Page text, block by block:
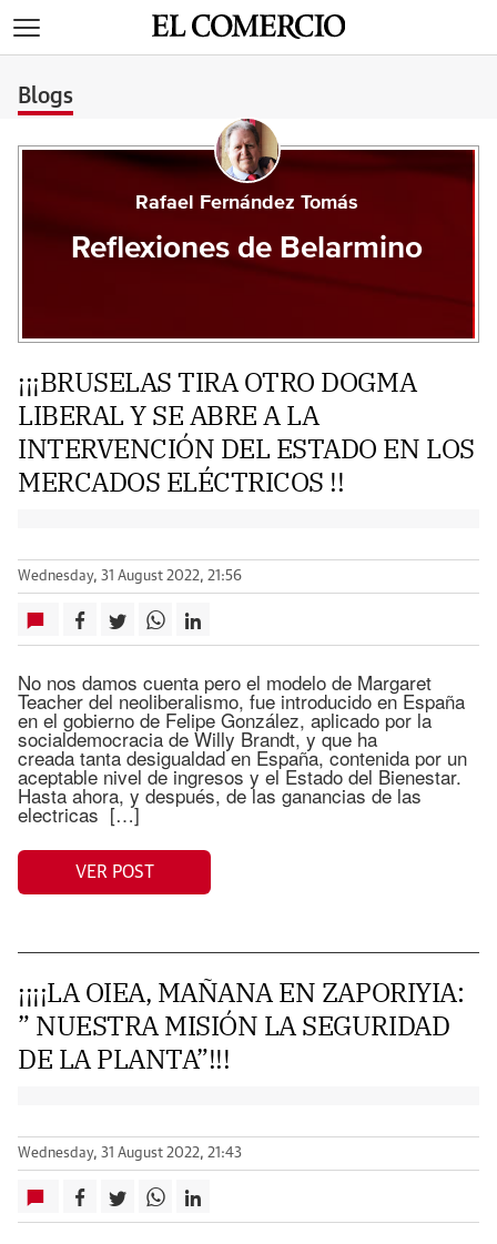
Blogs
Rafael Fernández Tomás
Reflexiones de Belarmino
¡¡¡BRUSELAS TIRA OTRO DOGMA
LIBERAL Y SE ABRE A LA
INTERVENCIÓN DEL ESTADO EN LOS
MERCADOS ELÉCTRICOS !!
Wednesday, 31 August 2022, 21:56
No nos damos cuenta pero el modelo de Margaret
Teacher del neoliberalismo, fue introducido en España
en el gobierno de Felipe González, aplicado por la
socialdemocracia de Willy Brandt, y que ha
creada tanta desigualdad en España, contenida por un
aceptable nivel de ingresos y el Estado del Bienestar.
Hasta ahora, y después, de las ganancias de las
electricas […]
VER POST
¡¡¡¡LA OIEA, MAÑANA EN ZAPORIYIA:
” NUESTRA MISIÓN LA SEGURIDAD
DE LA PLANTA”!!!
Wednesday, 31 August 2022, 21:43